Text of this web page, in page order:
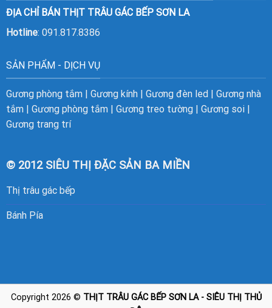
ĐỊA CHỈ BÁN THỊT TRÂU GÁC BẾP SƠN LA
Hotline: 091.817.8386
SẢN PHẨM - DỊCH VỤ
Gương phòng tắm| Gương kính| Gương đèn led| Gương nhà
tắm| Gương phòng tắm| Gương treo tường| Gương soi|
Gương trang trí
© 2012 SIÊU THỊ ĐẶC SẢN BA MIỀN
Thị trâu gác bếp
Bánh Pía
Copyright 2026 © THỊT TRÂU GÁC BẾP SƠN LA - SIÊU THỊ THỦ